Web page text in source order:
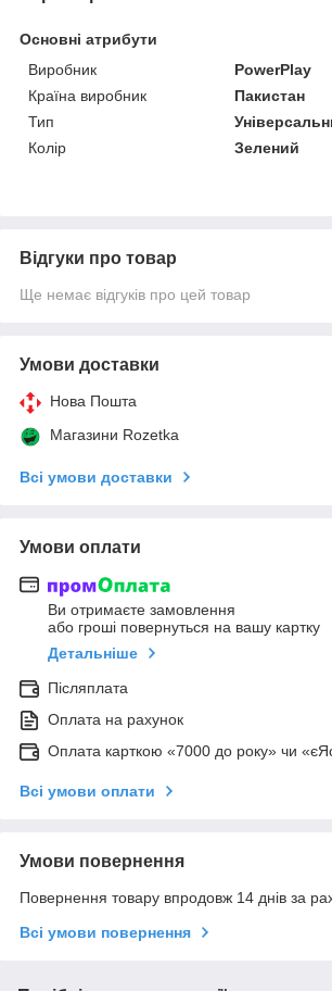
Основні атрибути
Виробник
PowerPlay
Країна виробник
Пакистан
Тип
Колір
Зелений
Відгуки про товар
Ще немає відгуків про цей товар
Умови доставки
Нова Пошта
Магазини Rozetka
Всі умови доставки
Умови оплати
Ви отримаєте замовлення
або гроші повернуться на вашу картку
Детальніше
Післяплата
Оплата на рахунок
Оплата карткою «7000 до року» чи
Всі умови оплати
Умови повернення
Повернення товару впродовж 14 днів за
Всі умови повернення